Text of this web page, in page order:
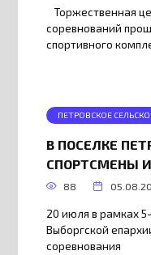
Торжественная
соревнований
спортивного
ПЕТРОВСКОЕ
В ПОСЕЛКЕ
СПОРТСМЕНЫ
88
20 июля в рамках
Выборгской
соревнования